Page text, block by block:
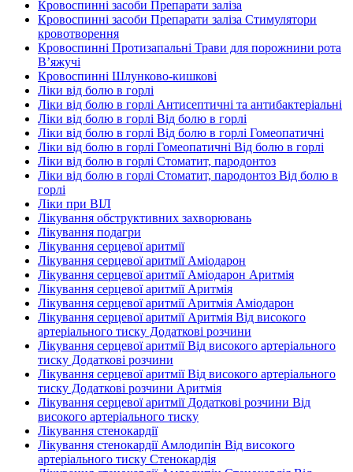
Кровоспинні засоби Препарати заліза
Кровоспинні засоби Препарати заліза Стимулятори
кровотворення
Кровоспинні Протизапальні Трави для порожнини рота
В’яжучі
Кровоспинні Шлунково-кишкові
Ліки від болю в горлі
Ліки від болю в горлі Антисептичні та антибактеріальні
Ліки від болю в горлі Від болю в горлі
Ліки від болю в горлі Від болю в горлі Гомеопатичні
Ліки від болю в горлі Гомеопатичні Від болю в горлі
Ліки від болю в горлі Стоматит, пародонтоз
Ліки від болю в горлі Стоматит, пародонтоз Від болю в
горлі
Ліки при ВІЛ
Лікування обструктивних захворювань
Лікування подагри
Лікування серцевої аритмії
Лікування серцевої аритмії Аміодарон
Лікування серцевої аритмії Аміодарон Аритмія
Лікування серцевої аритмії Аритмія
Лікування серцевої аритмії Аритмія Аміодарон
Лікування серцевої аритмії Аритмія Від високого
артеріального тиску Додаткові розчини
Лікування серцевої аритмії Від високого артеріального
тиску Додаткові розчини
Лікування серцевої аритмії Від високого артеріального
тиску Додаткові розчини Аритмія
Лікування серцевої аритмії Додаткові розчини Від
високого артеріального тиску
Лікування стенокардії
Лікування стенокардії Амлодипін Від високого
артеріального тиску Стенокардія